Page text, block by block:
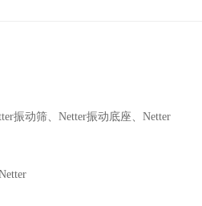
振动筛、Netter振动底座、Netter